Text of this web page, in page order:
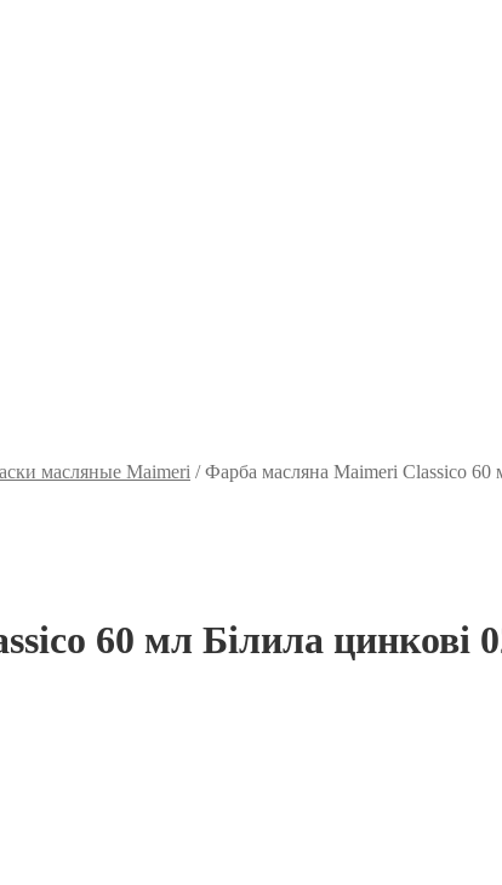
масляные Maimeri /Фарба масляна Maimeri Classico 60
60 мл Білила цинкові